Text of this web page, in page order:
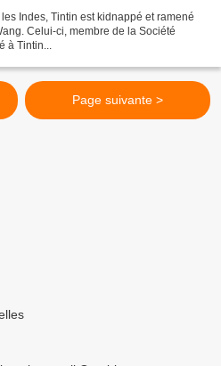
Indes, Tintin est kidnappé et ramené
Celui-ci, membre de la Société
à Tintin...
Page suivante >